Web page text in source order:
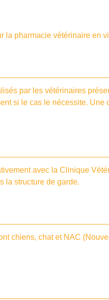
la pharmacie vétérinaire en
par les vétérinaires
si le cas le nécessite.
avec la Clinique
la structure de garde.
chiens, chat et NAC